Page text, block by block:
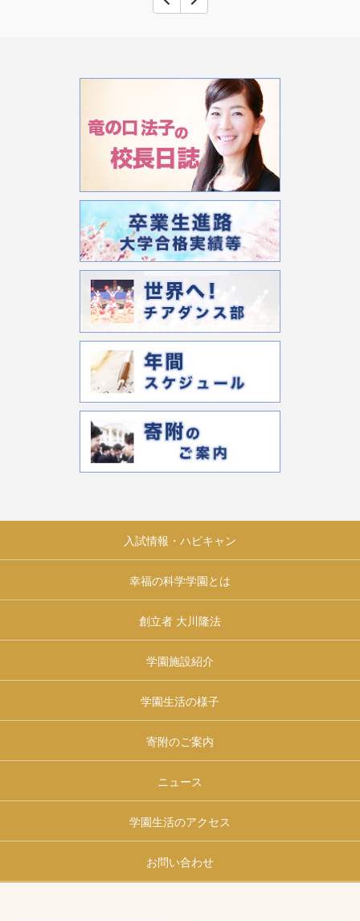
入試情報・ハピキャン
幸福の科学学園とは
創立者 大川隆法
学園施設紹介
学園生活の様子
寄附のご案内
ニュース
学園生活のアクセス
お問い合わせ